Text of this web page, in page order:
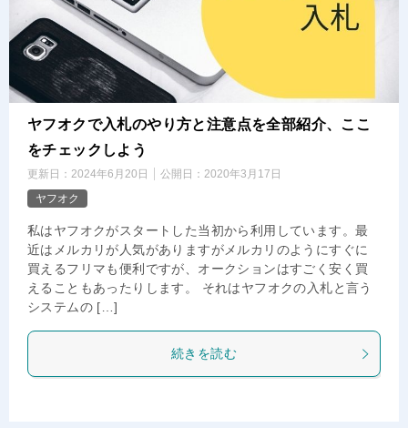
ヤフオクで入札のやり方と注意点を全部紹介、ここ
をチェックしよう
更新日： 2024年6月20日 公開日： 2020年3月17日
ヤフオク
私はヤフオクがスタートした当初から利用しています。最
近はメルカリが人気がありますがメルカリのようにすぐに
買えるフリマも便利ですが、オークションはすごく安く買
えることもあったりします。 それはヤフオクの入札と言う
システムの […]
続きを読む